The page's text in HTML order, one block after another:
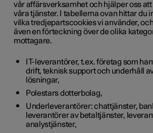
vår affärsverksamhet och hjälper oss
våra tjänster. I tabellerna ovan hittar du
vilka tredjepartscookies vi använder,
även en förteckning över de olika
mottagare.
IT-leverantörer, t.ex. företag som
drift, teknisk support och underhåll
lösningar,
Polestars dotterbolag,
Underleverantörer: chattjänster,
leverantörer av betaltjänster,
analystjänster,